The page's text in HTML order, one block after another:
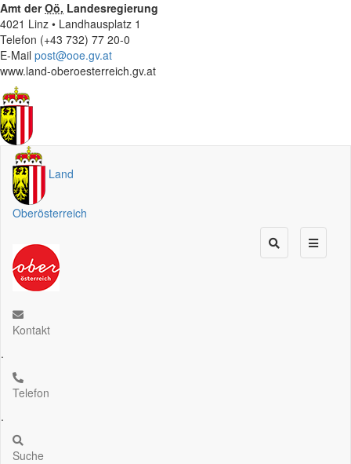
Amt derOö. Landesregierung
4021 Linz • Landhausplatz 1
Telefon (+43 732) 77 20-0
E-Mail post@ooe.gv.at
www.land-oberoesterreich.gv.at
Land
Oberösterreich
Kontakt
.
Telefon
.
Suche